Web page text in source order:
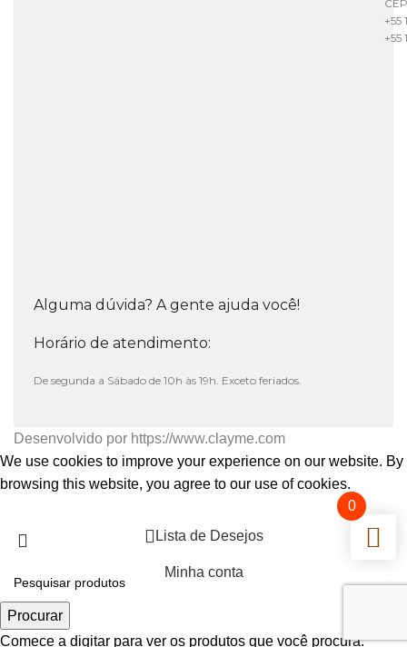
+55
+55
Alguma dúvida? A gente ajuda você!
Horário de atendimento:
De segunda a Sábado de 10h às 19h. Exceto feriados.
Desenvolvido por https://www.clayme.com
We use cookies to improve your experience on our website. By
browsing this website, you agree to our use of cookies.
Procurar
Comece a digitar para ver os produtos que você procura.
Lista de Desejos
Minha conta
0